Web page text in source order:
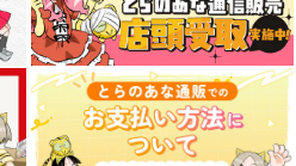
作品詳細 作品詳細